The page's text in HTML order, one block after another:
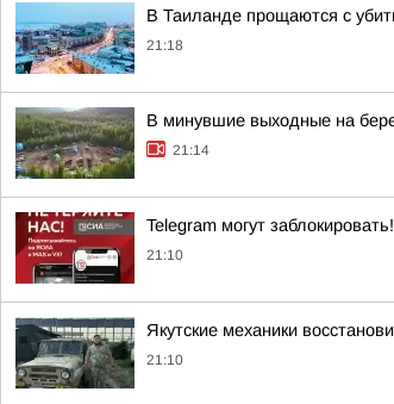
В Таиланде прощаются с
21:18
В минувшие выходные на
21:14
Telegram могут
21:10
Якутские механики
21:10